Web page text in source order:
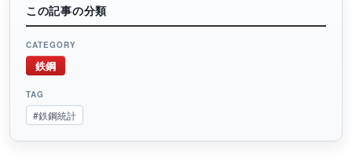
この記事の分類
CATEGORY
鉄鋼
TAG
#鉄鋼統計